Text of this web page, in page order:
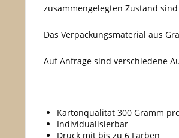
zusammengelegten Zustand
Das Verpackungsmaterial aus
Auf Anfrage sind verschiedene
Kartonqualität 300 Gramm
Individualisierbar
Druck mit bis zu 6 Farben